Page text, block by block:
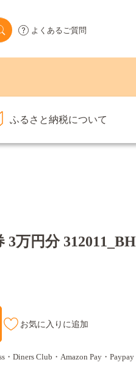
よくあるご質問
ふるさと納税について
万円分
お気に入りに追加
Diners Club・Amazon Pay・